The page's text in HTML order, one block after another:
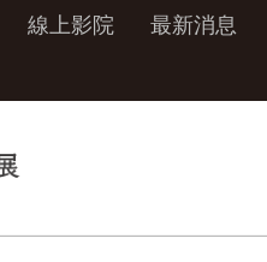
線上影院
最新消息